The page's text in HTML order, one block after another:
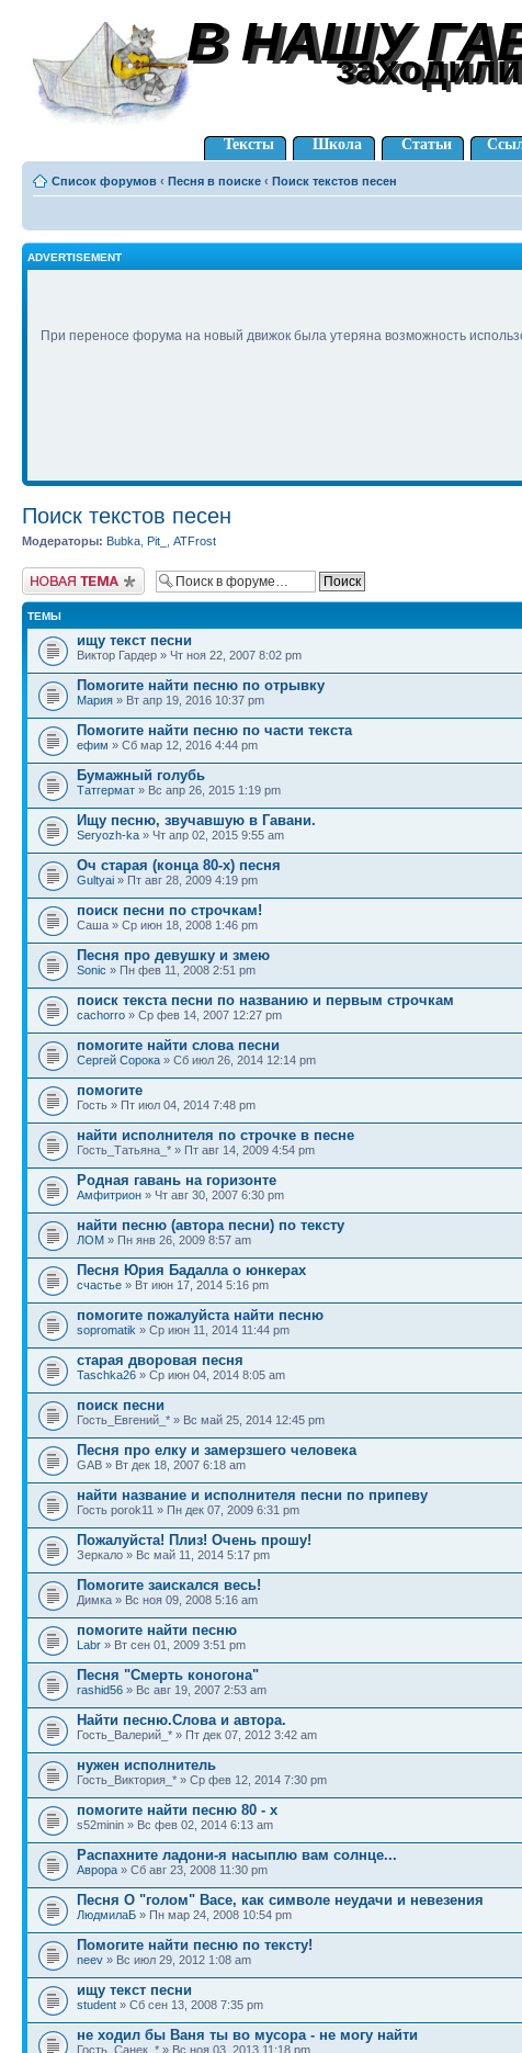
В НАШУ
В НАШУ
Тексты Школа Статьи
Список форумов ‹ Песня в поиске ‹ Поиск текстов песен
ADVERTISEMENT
При переносе форума на новый движок была утеряна возможность
Поиск текстов песен
Модераторы: Bubka Pit_ ATFrost
Новая тема
ТЕМЫ
ищу текст песни
Виктор Гардер » Чт ноя 22, 2007 8:02 pm
Помогите найти песню по отрывку
Мария » Вт апр 19, 2016 10:37 pm
Помогите найти песню по части текста
ефим » Сб мар 12, 2016 4:44 pm
Бумажный голубь
Татгермат » Вс апр 26, 2015 1:19 pm
Ищу песню, звучавшую в Гавани.
Seryozh-ka » Чт апр 02, 2015 9:55 am
Оч старая (конца 80-х) песня
Gultyai » Пт авг 28, 2009 4:19 pm
поиск песни по строчкам!
Саша » Ср июн 18, 2008 1:46 pm
Песня про девушку и змею
Sonic » Пн фев 11, 2008 2:51 pm
поиск текста песни по названию и первым строчкам
cachorro » Ср фев 14, 2007 12:27 pm
помогите найти слова песни
Сергей Сорока » Сб июл 26, 2014 12:14 pm
помогите
Гость » Пт июл 04, 2014 7:48 pm
найти исполнителя по строчке в песне
Гость_Татьяна_* » Пт авг 14, 2009 4:54 pm
Родная гавань на горизонте
Амфитрион » Чт авг 30, 2007 6:30 pm
найти песню (автора песни) по тексту
ЛОМ » Пн янв 26, 2009 8:57 am
Песня Юрия Бадалла о юнкерах
счастье » Вт июн 17, 2014 5:16 pm
помогите пожалуйста найти песню
sopromatik » Ср июн 11, 2014 11:44 pm
старая дворовая песня
Taschka26 » Ср июн 04, 2014 8:05 am
поиск песни
Гость_Евгений_* » Вс май 25, 2014 12:45 pm
Песня про елку и замерзшего человека
GAB » Вт дек 18, 2007 6:18 am
найти название и исполнителя песни по припеву
Гость porok11 » Пн дек 07, 2009 6:31 pm
Пожалуйста! Плиз! Очень прошу!
Зеркало » Вс май 11, 2014 5:17 pm
Помогите заискался весь!
Димка » Вс ноя 09, 2008 5:16 am
помогите найти песню
Labr » Вт сен 01, 2009 3:51 pm
Песня "Смерть коногона"
rashid56 » Вс авг 19, 2007 2:53 am
Найти песню.Слова и автора.
Гость_Валерий_* » Пт дек 07, 2012 3:42 am
нужен исполнитель
Гость_Виктория_* » Ср фев 12, 2014 7:30 pm
помогите найти песню 80 - х
s52minin » Вс фев 02, 2014 6:13 am
Распахните ладони-я насыплю вам солнце...
Аврора » Сб авг 23, 2008 11:30 pm
Песня О "голом" Васе, как символе неудачи и невезения
ЛюдмилаБ » Пн мар 24, 2008 10:54 pm
Помогите найти песню по тексту!
neev » Вс июл 29, 2012 1:08 am
ищу текст песни
student » Сб сен 13, 2008 7:35 pm
не ходил бы Ваня ты во мусора - не могу найти
Гость_Санек_* » Вс ноя 03, 2013 11:18 pm